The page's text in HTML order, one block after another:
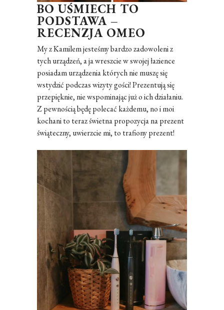
BO UŚMIECH TO
PODSTAWA –
RECENZJA OMEO
My z Kamilem jesteśmy bardzo zadowoleni z
tych urządzeń, a ja wreszcie w swojej łazience
posiadam urządzenia których nie muszę się
wstydzić podczas wizyty gości! Prezentują się
przepięknie, nie wspominając już o ich działaniu.
Z pewnością będę polecać każdemu, no i moi
kochani to teraz świetna propozycja na prezent
świąteczny, uwierzcie mi, to trafiony prezent!